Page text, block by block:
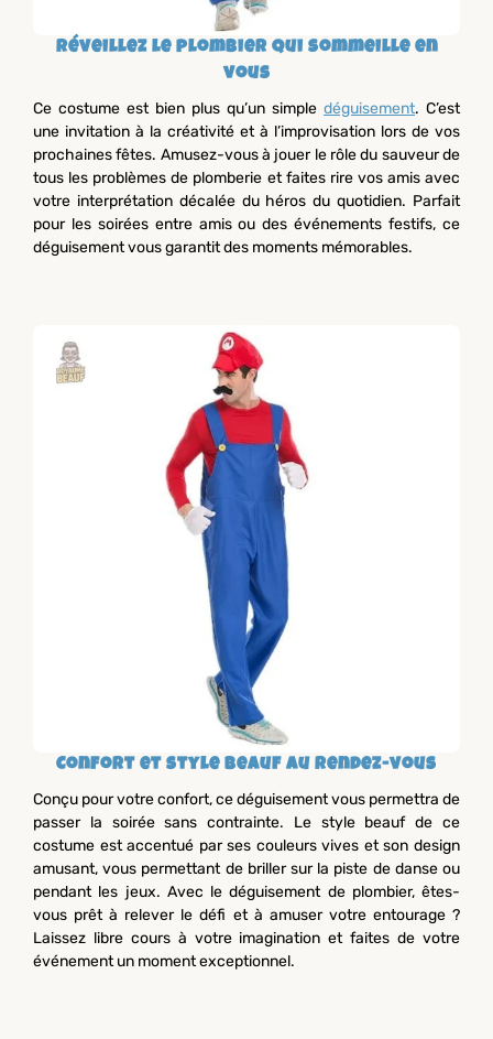
Réveillez le plombier qui sommeille en
vous
Ce costume est bien plus qu’un simple déguisement. C’est
une invitation à la créativité et à l’improvisation lors de vos
prochaines fêtes. Amusez-vous à jouer le rôle du sauveur de
tous les problèmes de plomberie et faites rire vos amis avec
votre interprétation décalée du héros du quotidien. Parfait
pour les soirées entre amis ou des événements festifs, ce
déguisement vous garantit des moments mémorables.
Confort et style beauf au rendez-vous
Conçu pour votre confort, ce déguisement vous permettra de
passer la soirée sans contrainte. Le style beauf de ce
costume est accentué par ses couleurs vives et son design
amusant, vous permettant de briller sur la piste de danse ou
pendant les jeux. Avec le déguisement de plombier, êtes-
vous prêt à relever le défi et à amuser votre entourage ?
Laissez libre cours à votre imagination et faites de votre
événement un moment exceptionnel.